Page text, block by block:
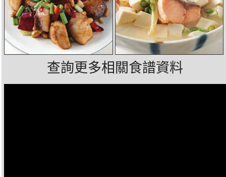
查詢更多相關食譜資料